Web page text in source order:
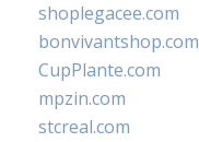
shoplegacee.com
bonvivantshop.com
CupPlante.com
mpzin.com
stcreal.com